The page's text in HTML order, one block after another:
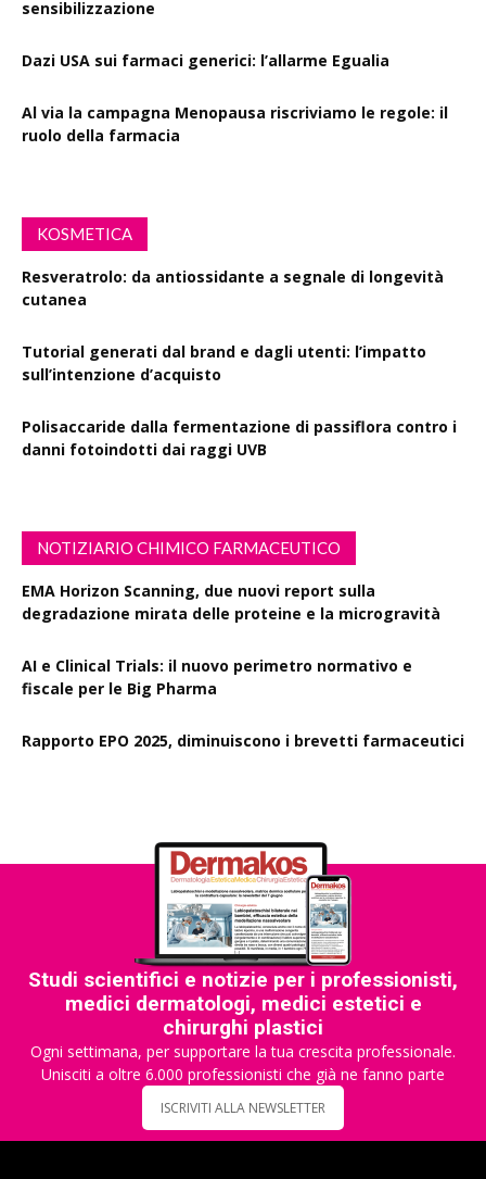
sensibilizzazione
Dazi USA sui farmaci generici: l’allarme Egualia
Al via la campagna Menopausa riscriviamo le regole: il
ruolo della farmacia
KOSMETICA
Resveratrolo: da antiossidante a segnale di longevità
cutanea
Tutorial generati dal brand e dagli utenti: l’impatto
sull’intenzione d’acquisto
Polisaccaride dalla fermentazione di passiflora contro i
danni fotoindotti dai raggi UVB
NOTIZIARIO CHIMICO FARMACEUTICO
EMA Horizon Scanning, due nuovi report sulla
degradazione mirata delle proteine e la microgravità
AI e Clinical Trials: il nuovo perimetro normativo e
fiscale per le Big Pharma
Rapporto EPO 2025, diminuiscono i brevetti farmaceutici
Studi scientifici e notizie per i professionisti,
medici dermatologi, medici estetici e
chirurghi plastici
Ogni settimana, per supportare la tua crescita professionale.
Unisciti a oltre 6.000 professionisti che già ne fanno parte
ISCRIVITI ALLA NEWSLETTER